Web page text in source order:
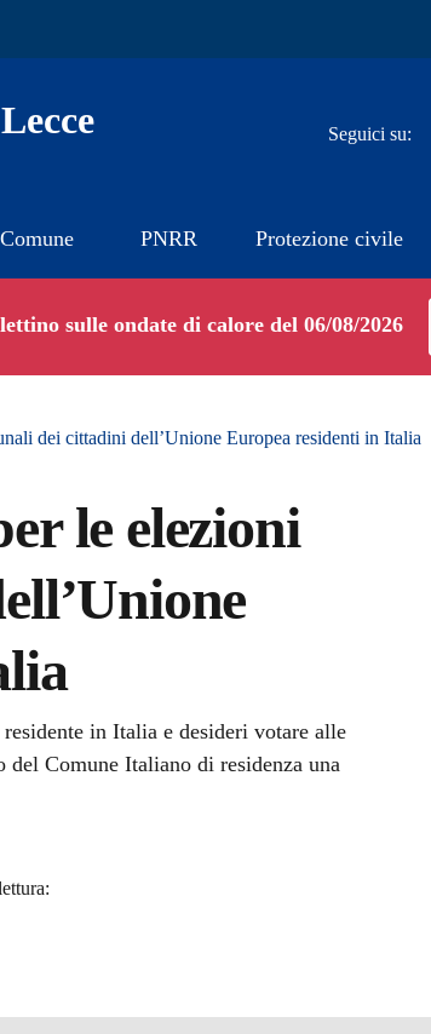
Seguici su:
PNRR Protezione civile
sulle ondate di calore del 06/08/2026
dei cittadini dell’Unione Europea residenti in Italia
le elezioni
in Italia e desideri votare alle
Comune Italiano di residenza una